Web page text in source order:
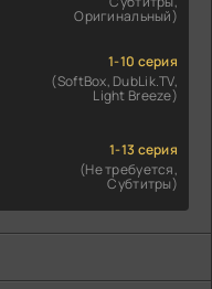
Оригинальный)
1-10 серия
(SoftBox, DubLik.TV,
Light Breeze)
1-13 серия
(Не требуется,
Субтитры)